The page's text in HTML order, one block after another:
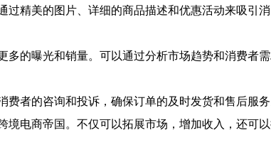
精美的图片、详细的商品描述和优惠活动来吸引
的曝光和销量。可以通过分析市场趋势和消费者
者的咨询和投诉，确保订单的及时发货和售后服
电商帝国。不仅可以拓展市场，增加收入，还可